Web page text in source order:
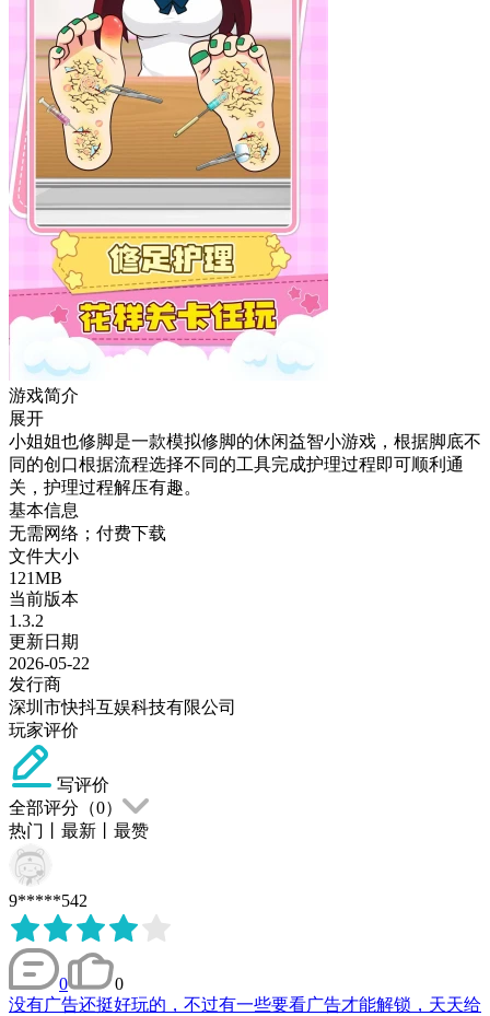
游戏简介
展开
小姐姐也修脚是一款模拟修脚的休闲益智小游戏，根据脚底不
同的创口根据流程选择不同的工具完成护理过程即可顺利通
关，护理过程解压有趣。
基本信息
无需网络；付费下载
文件大小
121MB
当前版本
1.3.2
更新日期
2026-05-22
发行商
深圳市快抖互娱科技有限公司
玩家评价
写评价
全部评分（0）
热门
最新 最赞
9*****542
0
0
没有广告还挺好玩的，不过有一些要看广告才能解锁，天天给